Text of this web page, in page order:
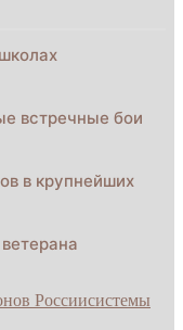
встречные бои
в крупнейших
Россиисистемы